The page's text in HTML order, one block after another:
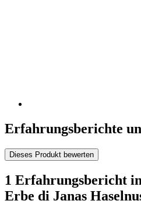
Erfahrungsberichte
Dieses Produkt bewerten
1 Erfahrungsbericht
Erbe di Janas